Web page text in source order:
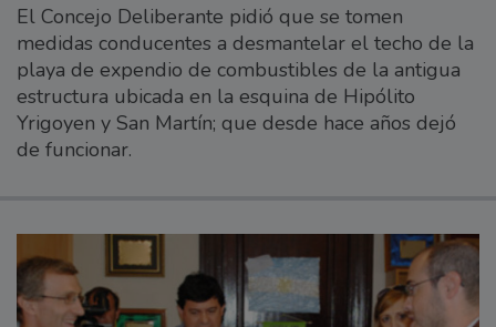
El Concejo Deliberante pidió que se tomen
medidas conducentes a desmantelar el techo de la
playa de expendio de combustibles de la antigua
estructura ubicada en la esquina de Hipólito
Yrigoyen y San Martín; que desde hace años dejó
de funcionar.